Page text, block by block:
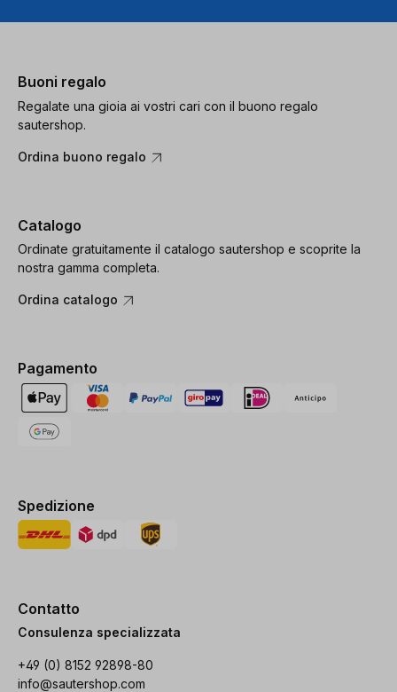
Buoni regalo
Regalate una gioia ai vostri cari con il buono regalo
sautershop.
Ordina buono regalo
Catalogo
Ordinate gratuitamente il catalogo sautershop e scoprite la
nostra gamma completa.
Ordina catalogo
Pagamento
Spedizione
Contatto
Consulenza specializzata
+49 (0) 8152 92898-80
info@sautershop.com